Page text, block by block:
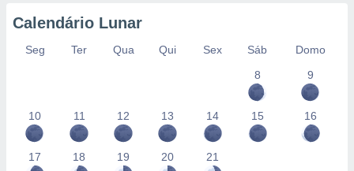
Calendário Lunar
Seg Ter Qua Qui Sex Sáb
Domo
8
9
10 11 12 13 14 15 16
17 18 19 20 21